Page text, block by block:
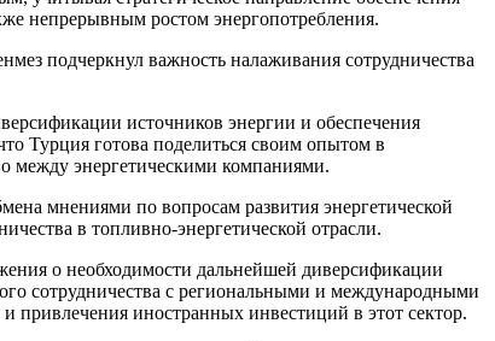
непрерывным ростом энергопотребления.
подчеркнул важность налаживания сотрудничества
источников энергии и обеспечения
Турция готова поделиться своим опытом в
между энергетическими компаниями.
мнениями по вопросам развития энергетической
в топливно-энергетической отрасли.
о необходимости дальнейшей диверсификации
сотрудничества с региональными и международными
привлечения иностранных инвестиций в этот сектор.